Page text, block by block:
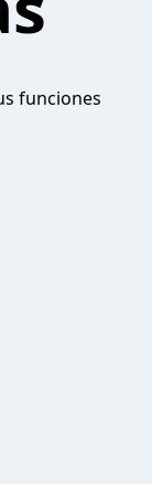
funciones